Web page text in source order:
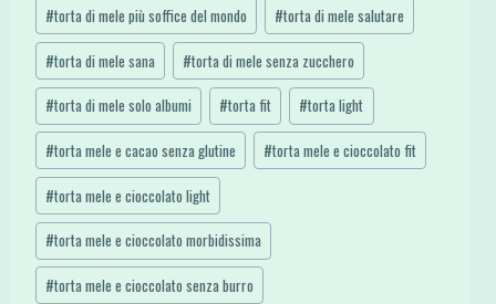
#torta di mele più soffice del mondo #torta di mele salutare
#torta di mele sana #torta di mele senza zucchero
#torta di mele solo albumi #torta fit #torta light
#torta mele e cacao senza glutine #torta mele e cioccolato fit
#torta mele e cioccolato light
#torta mele e cioccolato morbidissima
#torta mele e cioccolato senza burro